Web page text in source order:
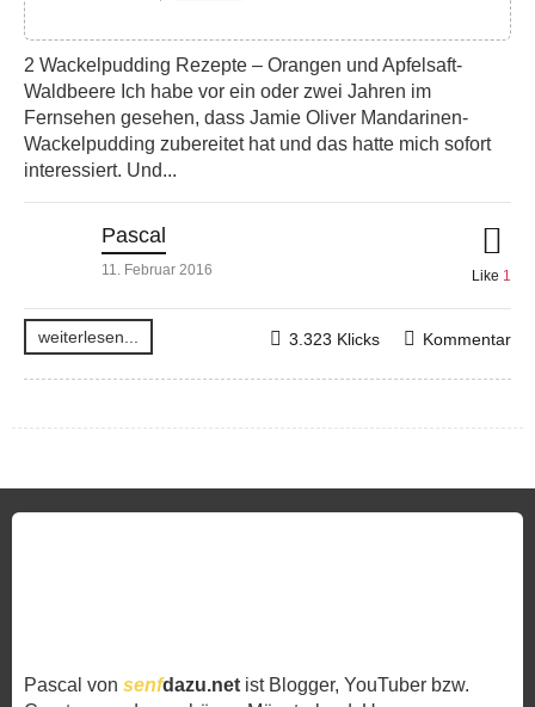
2 Wackelpudding Rezepte – Orangen und Apfelsaft-
Waldbeere Ich habe vor ein oder zwei Jahren im
Fernsehen gesehen, dass Jamie Oliver Mandarinen-
Wackelpudding zubereitet hat und das hatte mich sofort
interessiert. Und...
Pascal
11. Februar 2016 Like 1
weiterlesen... Kommentar
3.323 Klicks
Pascal von senfdazu.net ist Blogger, YouTuber bzw.